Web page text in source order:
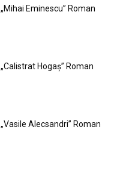
Eminescu” Roman
Hogaș” Roman
Alecsandri” Roman